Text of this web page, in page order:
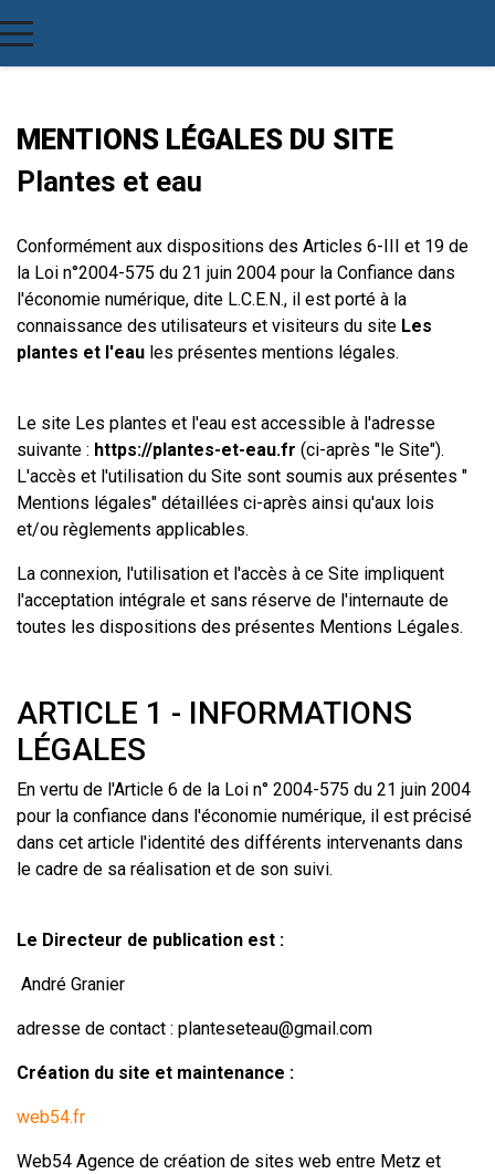
MENTIONS LÉGALES DU SITE
Plantes et eau
Conformément aux dispositions des Articles 6-III et 19 de
la Loi n°2004-575 du 21 juin 2004 pour la Confiance dans
l'économie numérique, dite L.C.E.N., il est porté à la
connaissance des utilisateurs et visiteurs du site Les
plantes et l'eau les présentes mentions légales.
Le site Les plantes et l'eau est accessible à l'adresse
suivante : https://plantes-et-eau.fr (ci-après "le Site").
L'accès et l'utilisation du Site sont soumis aux présentes "
Mentions légales" détaillées ci-après ainsi qu'aux lois
et/ou règlements applicables.
La connexion, l'utilisation et l'accès à ce Site impliquent
l'acceptation intégrale et sans réserve de l'internaute de
toutes les dispositions des présentes Mentions Légales.
ARTICLE 1 - INFORMATIONS
LÉGALES
En vertu de l'Article 6 de la Loi n° 2004-575 du 21 juin 2004
pour la confiance dans l'économie numérique, il est précisé
dans cet article l'identité des différents intervenants dans
le cadre de sa réalisation et de son suivi.
Le Directeur de publication est :
André Granier
adresse de contact : planteseteau@gmail.com
Création du site et maintenance :
web54.fr
Web54 Agence de création de sites web entre Metz et